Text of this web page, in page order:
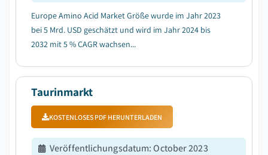
Europe Amino Acid Market Größe wurde im Jahr 2023
bei 5 Mrd. USD geschätzt und wird im Jahr 2024 bis
2032 mit 5 % CAGR wachsen...
Taurinmarkt
KOSTENLOSES PDF HERUNTERLADEN
Veröffentlichungsdatum:October 2023